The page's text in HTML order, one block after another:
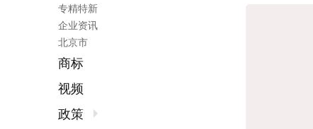
专精特新
企业资讯
北京市
商标
视频
政策